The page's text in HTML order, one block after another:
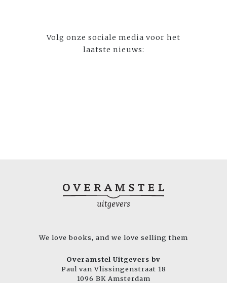
Volg onze sociale media voor het
laatste nieuws:
We love books, and we love selling them
Overamstel Uitgevers bv
Paul van Vlissingenstraat 18
1096 BK Amsterdam